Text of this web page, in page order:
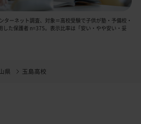
ーネット調査、対象＝高校受験で子供が塾・予備校・
した保護者 n=375。表示比率は「安い・やや安い・妥
県 玉島高校